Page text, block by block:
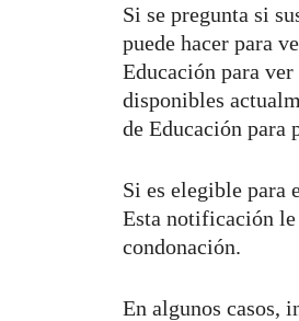
Si se pregunta si
puede hacer para
Educación para
disponibles
de Educación para
Si es elegible para
Esta notificación le
condonación.
En algunos casos,